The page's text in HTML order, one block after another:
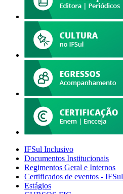
IFSul Inclusivo
Documentos Institucionais
Regimentos Geral e Internos
Certificados de eventos - IFSul
Estágios